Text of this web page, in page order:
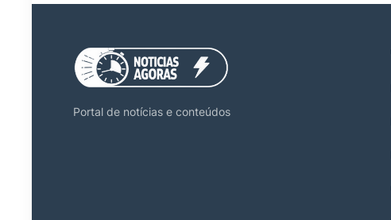
Portal de notícias e conteúdos